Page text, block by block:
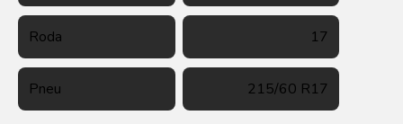
Roda 17
Pneu 215/60 R17